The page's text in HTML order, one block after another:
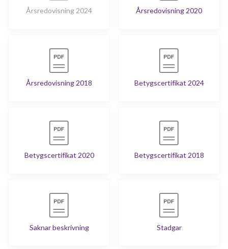
Årsredovisning 2024 Årsredovisning 2020
Årsredovisning 2018 Betygscertifikat 2024
Betygscertifikat 2020 Betygscertifikat 2018
Saknar beskrivning Stadgar